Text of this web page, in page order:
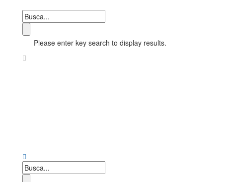
Please enter key search to display results.